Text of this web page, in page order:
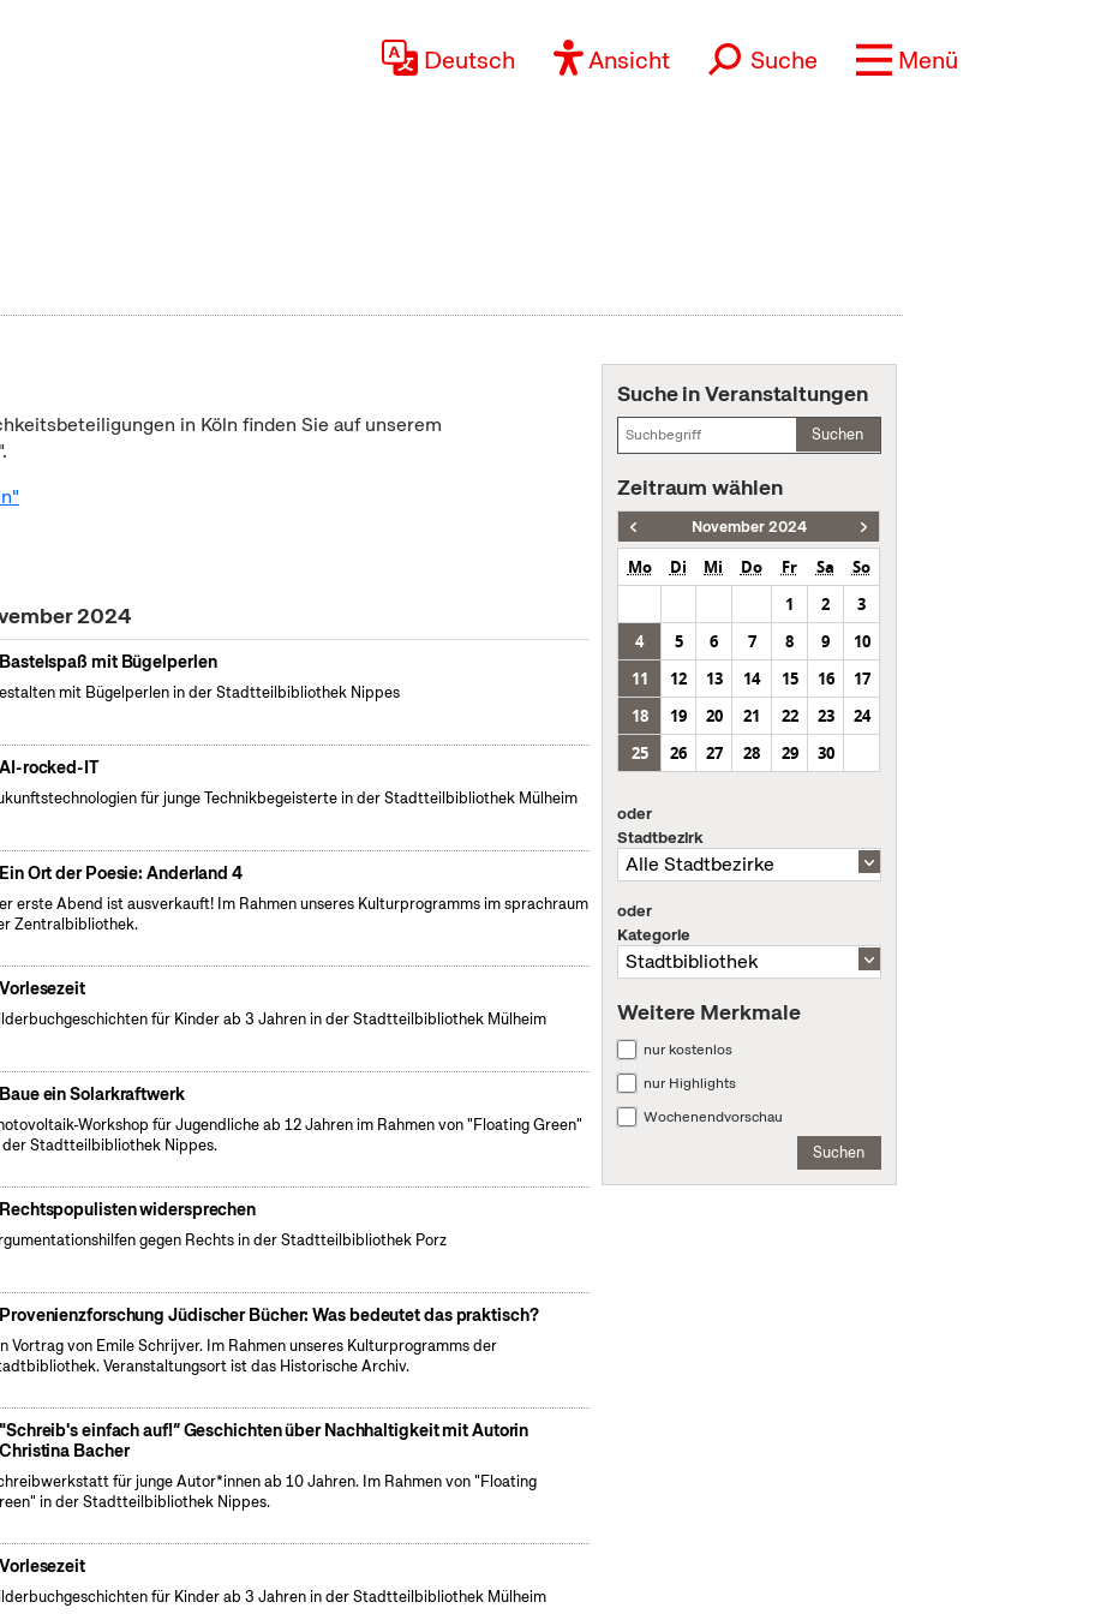
Deutsch Ansicht Suche Menü
in Köln finden Sie auf unserem
2024
Bastelspaß mit Bügelperlen
mit Bügelperlen in der Stadtteilbibliothek Nippes
AI-rocked-IT
für junge Technikbegeisterte in der Stadtteilbibliothek Mülheim
Ein Ort der Poesie: Anderland 4
erste Abend ist ausverkauft! Im Rahmen unseres Kulturprogramms im sprachraum
Zentralbibliothek.
Vorlesezeit
für Kinder ab 3 Jahren in der Stadtteilbibliothek Mülheim
Baue ein Solarkraftwerk
Workshop für Jugendliche ab 12 Jahren im Rahmen von "Floating Green"
der Stadtteilbibliothek Nippes.
Rechtspopulisten widersprechen
gegen Rechts in der Stadtteilbibliothek Porz
Provenienzforschung Jüdischer Bücher: Was bedeutet das praktisch?
Vortrag von Emile Schrijver. Im Rahmen unseres Kulturprogramms der
Veranstaltungsort ist das Historische Archiv.
"Schreib's einfach auf!“ Geschichten über Nachhaltigkeit mit Autorin
Christina Bacher
für junge Autor*innen ab 10 Jahren. Im Rahmen von "Floating
in der Stadtteilbibliothek Nippes.
Vorlesezeit
für Kinder ab 3 Jahren in der Stadtteilbibliothek Mülheim
Suche in Veranstaltungen
Suchen
Zeitraum wählen
November 2024
Mo Di Mi Do Fr Sa
So
1
2
3
4
5 6 7 8 9
10
11
12 13 14 15 16
17
18
19 20 21 22 23
24
25
26 27 28 29 30
oder
Stadtbezirk
oder
Kategorie
Weitere Merkmale
nur kostenlos
nur Highlights
Wochenendvorschau
Suchen